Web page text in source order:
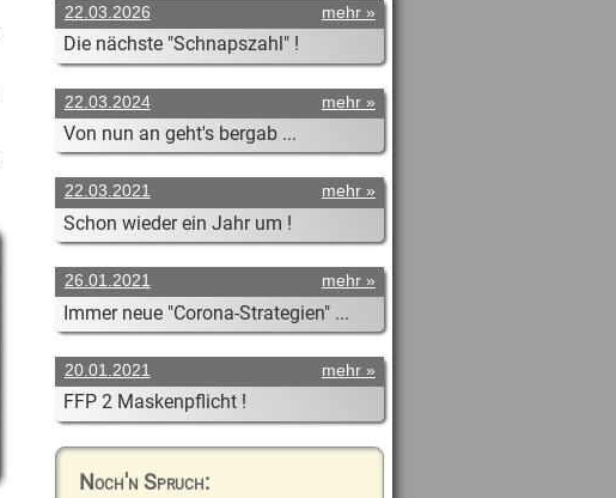
22.03.2026 mehr
Die nächste "Schnapszahl" !
22.03.2024 mehr
Von nun an geht's bergab ...
22.03.2021 mehr
Schon wieder ein Jahr um !
26.01.2021 mehr
Immer neue "Corona-Strategien" ...
20.01.2021 mehr
FFP 2 Maskenpflicht !
Noch'n Spruch: